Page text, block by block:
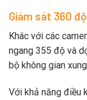
Giám sát 360
Khác với các
ngang 355 độ và
bộ không gian
Với khả năng điều